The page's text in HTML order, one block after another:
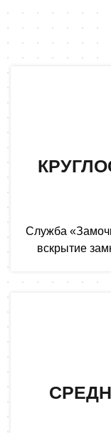
Служба
вскрытие